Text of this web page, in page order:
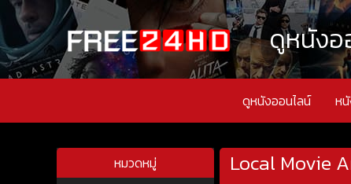
ดูหนังอ
ดูหนังออนไลน์ ห
หมวดหมู่
Local Movie